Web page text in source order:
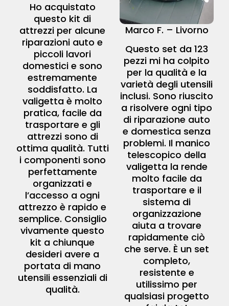
Ho acquistato
questo kit di
attrezzi per alcune
riparazioni auto e
piccoli lavori
domestici e sono
estremamente
soddisfatto. La
valigetta è molto
pratica, facile da
trasportare e gli
attrezzi sono di
ottima qualità. Tutti
i componenti sono
perfettamente
organizzati e
l’accesso a ogni
attrezzo è rapido e
semplice. Consiglio
vivamente questo
kit a chiunque
desideri avere a
portata di mano
utensili essenziali di
qualità.
Marco F. – Livorno
Questo set da 123
pezzi mi ha colpito
per la qualità e la
varietà degli utensili
inclusi. Sono riuscito
a risolvere ogni tipo
di riparazione auto
e domestica senza
problemi. Il manico
telescopico della
valigetta la rende
molto facile da
trasportare e il
sistema di
organizzazione
aiuta a trovare
rapidamente ciò
che serve. È un set
completo,
resistente e
utilissimo per
qualsiasi progetto